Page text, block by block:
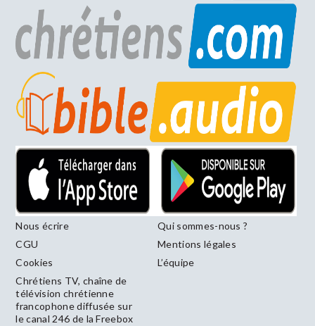
Nous écrire
Qui sommes-nous ?
CGU
Mentions légales
Cookies
L’équipe
Chrétiens TV, chaîne de
télévision chrétienne
francophone diffusée sur
le canal 246 de la Freebox